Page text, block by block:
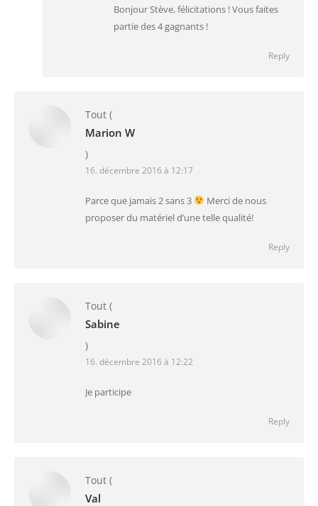
Bonjour Stève, félicitations ! Vous faites
partie des 4 gagnants !
Reply
Tout (
Marion W
)
16. décembre 2016 à 12:17
Parce que jamais 2 sans 3
Merci de nous
proposer du matériel d’une telle qualité!
Reply
Tout (
Sabine
)
16. décembre 2016 à 12:22
Je participe
Reply
Tout (
Val